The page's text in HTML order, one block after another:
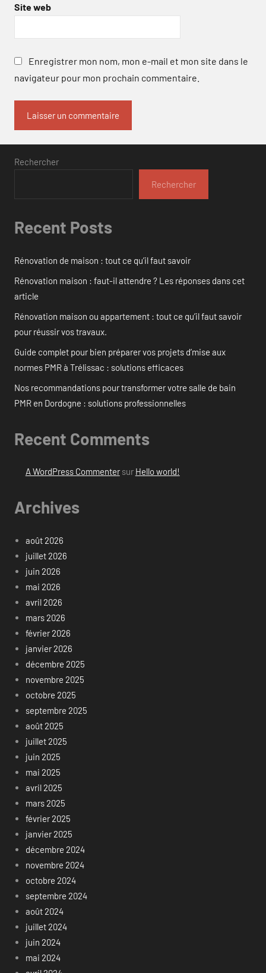
Site web
Enregistrer mon nom, mon e-mail et mon site dans le
navigateur pour mon prochain commentaire.
Rechercher
Rechercher
Recent Posts
Rénovation de maison : tout ce qu’il faut savoir
Rénovation maison : faut-il attendre ? Les réponses dans cet
article
Rénovation maison ou appartement : tout ce qu’il faut savoir
pour réussir vos travaux.
Guide complet pour bien préparer vos projets d’mise aux
normes PMR à Trélissac : solutions efficaces
Nos recommandations pour transformer votre salle de bain
PMR en Dordogne : solutions professionnelles
Recent Comments
A WordPress Commentersur Hello world!
Archives
août 2026
juillet 2026
juin 2026
mai 2026
avril 2026
mars 2026
février 2026
janvier 2026
décembre 2025
novembre 2025
octobre 2025
septembre 2025
août 2025
juillet 2025
juin 2025
mai 2025
avril 2025
mars 2025
février 2025
janvier 2025
décembre 2024
novembre 2024
octobre 2024
septembre 2024
août 2024
juillet 2024
juin 2024
mai 2024